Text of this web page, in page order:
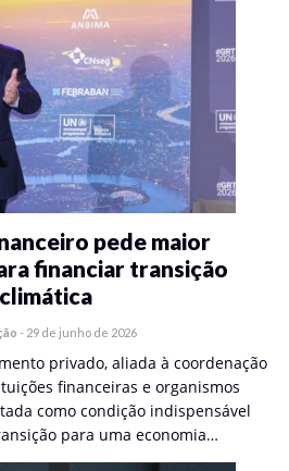
pede maior
financiar transição
climática
- 29 de junho de 2026
privado, aliada à coordenação
financeiras e organismos
como condição indispensável
para uma economia…